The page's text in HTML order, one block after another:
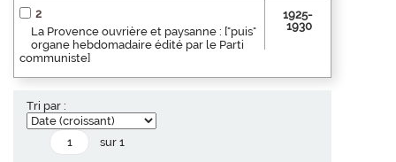
2
La Provence ouvrière et paysanne : ["puis"
organe hebdomadaire édité par le Parti
communiste]
1925-
1930
Tri par :
sur 1